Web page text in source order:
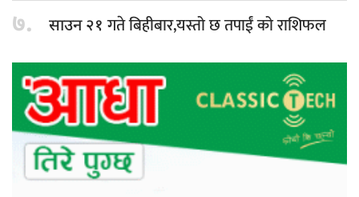
७. साउन २१गते बिहीबार,यस्तो छ तपाईं को राशिफल